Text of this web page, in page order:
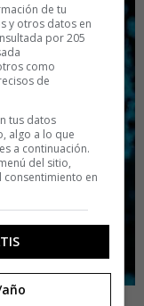
de tu
y otros datos en
por 205
como
de
tus datos
algo a lo que
a continuación.
del sitio,
consentimiento en